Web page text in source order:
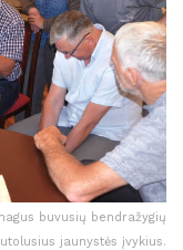
buvusių bendražygių
jaunystės įvykius.